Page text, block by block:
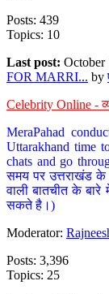
Posts: 439
Topics: 10
Last post: October
FOR MARRI... by
Celebrity Online -
MeraPahad
Uttarakhand time
chats and go
समय पर उत्तराखंड के
वाली बातचीत के बारे
सकते है।)
Moderator:
Posts: 3,396
Topics: 25